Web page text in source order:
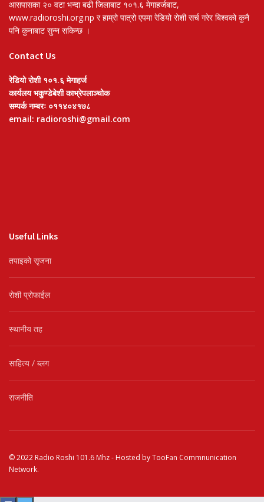
आसपासका २० वटा भन्दा बढी जिलाबाट १०१.६ मेगाहर्जबाट,
www.radioroshi.org.np र हाम्रो पात्रो एपमा रेडियो रोशी सर्च गरेर बिश्वको कुनै
पनि कुनाबाट सुन्न सकिन्छ ।
Contact Us
रेडियो रोशी १०१.६ मेगाहर्ज
कार्यलय भकुण्डेबेशी काभ्रेपलाञ्चोक
सम्पर्क नम्बरः ०११४०४१७८
email: radioroshi@gmail.com
Useful Links
तपाइको सृजना
रोशी प्रोफाईल
स्थानीय तह
साहित्य / ब्लग
राजनीति
© 2022 Radio Roshi 101.6 Mhz- Hosted byTooFan Commnunication
Network.